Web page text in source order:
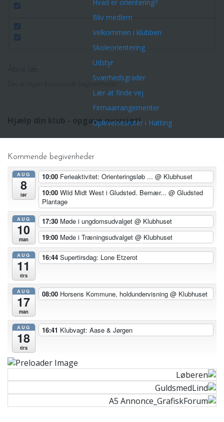
Hvad er orientering?
Bliv medlem
Velkommen i klubben
Skoleorientering
Udstyr
Sværhedsgrader
Lær at finde vej
Firmaarrangementer
Oplevelsesruter i Hatting
Hjælp din klub - opgave oversigt!
Kommende begivenheder
AUG
8
lør
10:00 Ferieaktivitet: Orienteringsløb ... @ Klubhuset
10:00 Wild Midt West i Gludsted. Bemær... @ Gludsted
Plantage
AUG
10
man
17:30 Møde i ungdomsudvalget @ Klubhuset
19:00 Møde i Træningsudvalget @ Klubhuset
AUG
11
tirs
16:44 Supertirsdag: Lone Etzerot
AUG
17
man
08:00 Horsens Kommune, holdundervisning @ Klubhuset
AUG
18
tirs
16:41 Klubvagt: Aase & Jørgen